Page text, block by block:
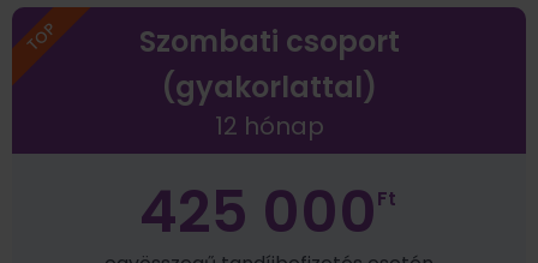
Szombati csoport
(gyakorlattal)
12 hónap
425 000Ft
TOP